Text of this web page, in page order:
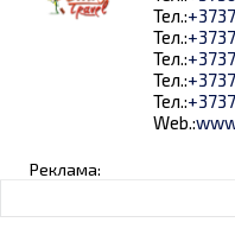
Тел.:
Тел.:
Тел.:
Тел.:
Тел.:
Web.:
Реклама: